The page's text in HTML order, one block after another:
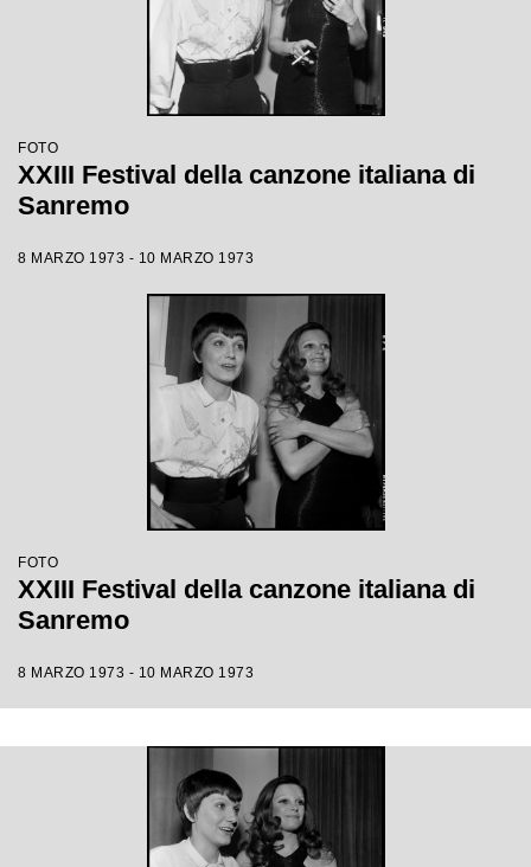
FOTO
XXIII Festival della canzone italiana di
Sanremo
8 MARZO 1973 - 10 MARZO 1973
FOTO
XXIII Festival della canzone italiana di
Sanremo
8 MARZO 1973 - 10 MARZO 1973